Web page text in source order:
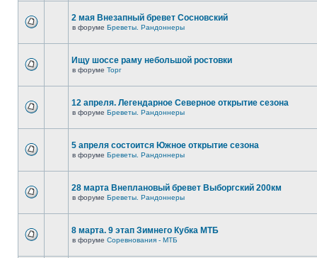
2 мая Внезапный бревет Сосновский
в форуме Бреветы. Рандоннеры
Ищу шоссе раму небольшой ростовки
в форуме Торг
12 апреля. Легендарное Северное открытие сезона
в форуме Бреветы. Рандоннеры
5 апреля состоится Южное открытие сезона
в форуме Бреветы. Рандоннеры
28 марта Внеплановый бревет Выборгский 200км
в форуме Бреветы. Рандоннеры
8 марта. 9 этап Зимнего Кубка МТБ
в форуме Соревнования - МТБ